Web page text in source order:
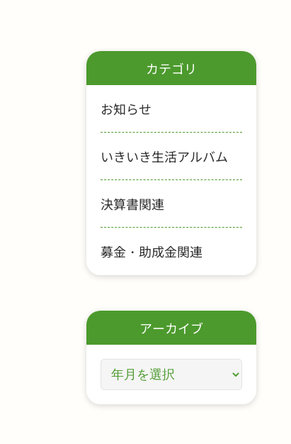
カテゴリ
お知らせ
いきいき生活アルバム
決算書関連
募金・助成金関連
アーカイブ